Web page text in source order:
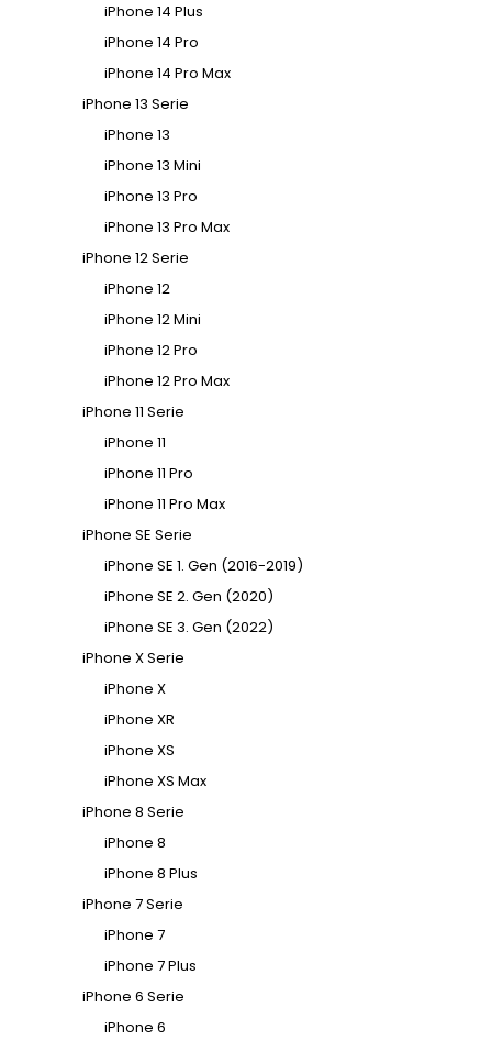
iPhone 14 Plus
iPhone 14 Pro
iPhone 14 Pro Max
iPhone 13 Serie
iPhone 13
iPhone 13 Mini
iPhone 13 Pro
iPhone 13 Pro Max
iPhone 12 Serie
iPhone 12
iPhone 12 Mini
iPhone 12 Pro
iPhone 12 Pro Max
iPhone 11 Serie
iPhone 11
iPhone 11 Pro
iPhone 11 Pro Max
iPhone SE Serie
iPhone SE 1. Gen (2016-2019)
iPhone SE 2. Gen (2020)
iPhone SE 3. Gen (2022)
iPhone X Serie
iPhone X
iPhone XR
iPhone XS
iPhone XS Max
iPhone 8 Serie
iPhone 8
iPhone 8 Plus
iPhone 7 Serie
iPhone 7
iPhone 7 Plus
iPhone 6 Serie
iPhone 6